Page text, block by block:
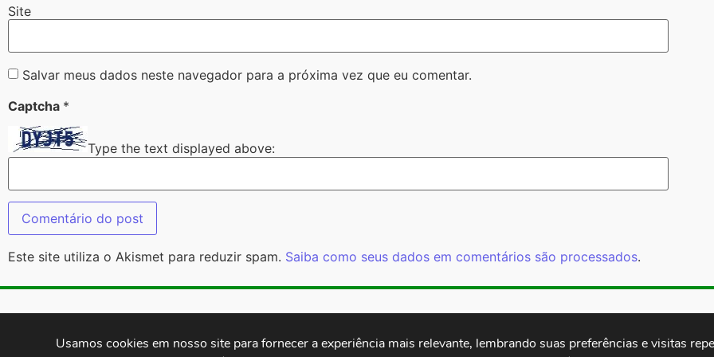
Site
Salvar meus dados neste navegador para a próxima vez que eu comentar.
Captcha *
Type the text displayed above:
Este site utiliza o Akismet para reduzir spam. Saiba como seus dados em comentários são processados.
Paulo - SP -
Usamos cookies em nosso site para fornecer a experiência mais relevante, lembrando suas preferências e visitas